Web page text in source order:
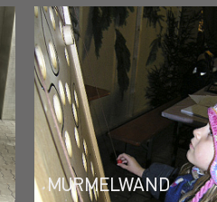
MURMELWAND